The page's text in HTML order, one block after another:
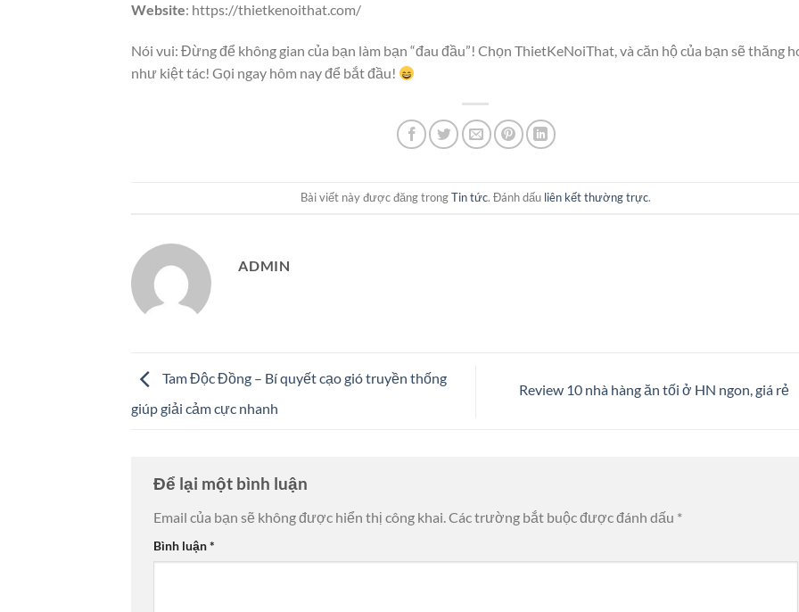
Website: https://thietkenoithat.com/
Nói vui: Đừng để không gian của bạn làm bạn “đau đầu”! Chọn ThietKeNoiThat, và căn hộ của bạn sẽ thăng
như kiệt tác! Gọi ngay hôm nay để bắt đầu!
Bài viết này được đăng trongTin tức. Đánh dấu liên kết thường trực.
ADMIN
Tam Độc Đồng – Bí quyết cạo gió truyền thống
giúp giải cảm cực nhanh
Review 10 nhà hàng ăn tối ở HN ngon, giá rẻ
Để lại một bình luận
Email của bạn sẽ không được hiển thị công khai.Các trường bắt buộc được đánh dấu *
Bình luận*